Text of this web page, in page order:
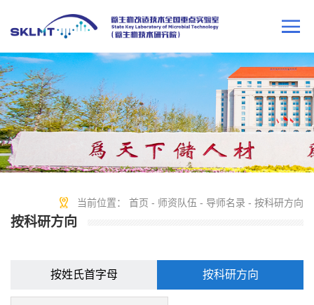
当前位置： 首页 - 师资队伍 - 导师名录 - 按科研方向
按科研方向
按姓氏首字母 按科研方向